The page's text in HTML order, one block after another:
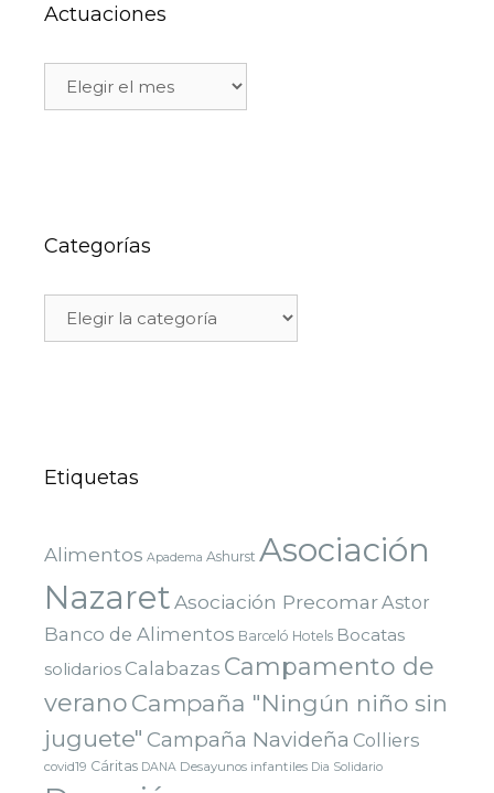
Actuaciones
Categorías
Etiquetas
Alimentos Apadema Ashurst Asociación
NazaretAsociación PrecomarAstor
Banco de Alimentos Barceló Hotels Bocatas
solidarios Calabazas Campamento de
verano Campaña "Ningún niño sin
juguete" Campaña Navideña Colliers
covid19 Cáritas DANA Desayunos infantiles Dia Solidario